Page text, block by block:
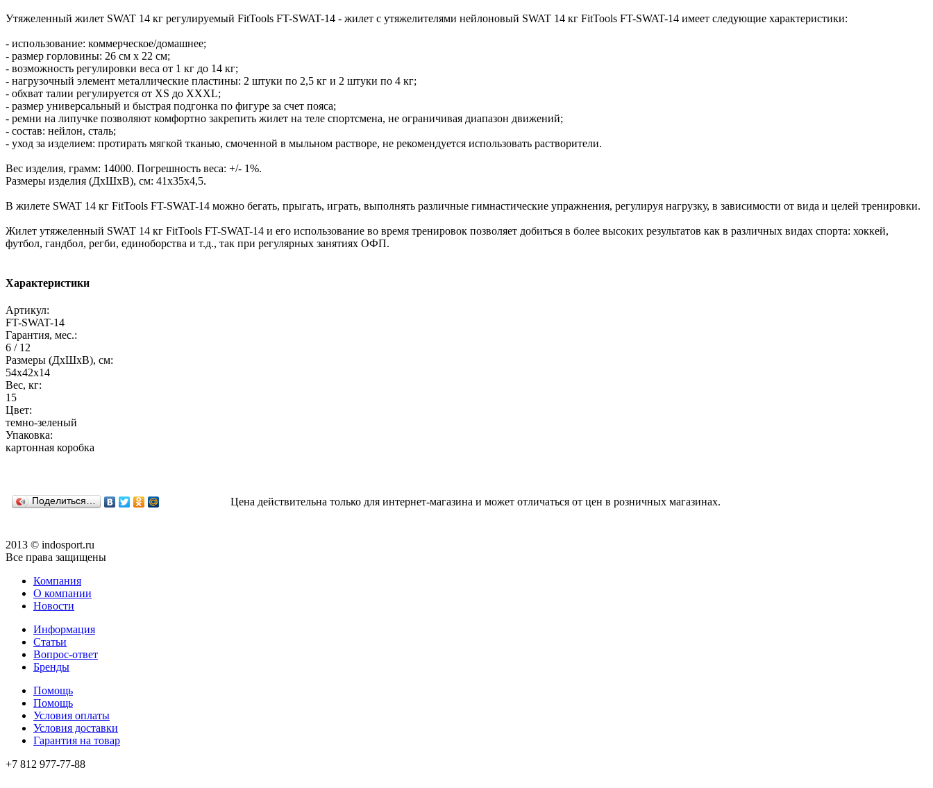
Утяжеленный жилет SWAT 14 кг регулируемый FitTools FT-SWAT-14 - жилет с утяжелителями нейлоновый SWAT 14 кг FitTools FT-SWAT-14 имеет следующие характеристики:
- использование: коммерческое/домашнее;
- размер горловины: 26 см х 22 см;
- возможность регулировки веса от 1 кг до 14 кг;
- нагрузочный элемент металлические пластины: 2 штуки по 2,5 кг и 2 штуки по 4 кг;
- обхват талии регулируется от XS до XXXL;
- размер универсальный и быстрая подгонка по фигуре за счет пояса;
- ремни на липучке позволяют комфортно закрепить жилет на теле спортсмена, не ограничивая диапазон движений;
- состав: нейлон, сталь;
- уход за изделием: протирать мягкой тканью, смоченной в мыльном растворе, не рекомендуется использовать растворители.
Вес изделия, грамм: 14000. Погрешность веса: +/- 1%.
Размеры изделия (ДхШхВ), см: 41х35х4,5.
В жилете SWAT 14 кг FitTools FT-SWAT-14 можно бегать, прыгать, играть, выполнять различные гимнастические упражнения, регулируя нагрузку, в зависимости от вида и целей тренировки.
Жилет утяжеленный SWAT 14 кг FitTools FT-SWAT-14 и его использование во время тренировок позволяет добиться в более высоких результатов как в различных видах спорта: хоккей,
футбол, гандбол, регби, единоборства и т.д., так при регулярных занятиях ОФП.
Характеристики
Артикул:
FT-SWAT-14
Гарантия, мес.:
6 / 12
Размеры (ДхШхВ), см:
54х42х14
Вес, кг:
15
Цвет:
темно-зеленый
Упаковка:
картонная коробка
Поделиться… Цена действительна только для интернет-магазина и может отличаться от цен в розничных магазинах.
2013 © indosport.ru
Все права защищены
Компания
О компании
Новости
Информация
Статьи
Вопрос-ответ
Бренды
Помощь
Помощь
Условия оплаты
Условия доставки
Гарантия на товар
+7 812 977-77-88